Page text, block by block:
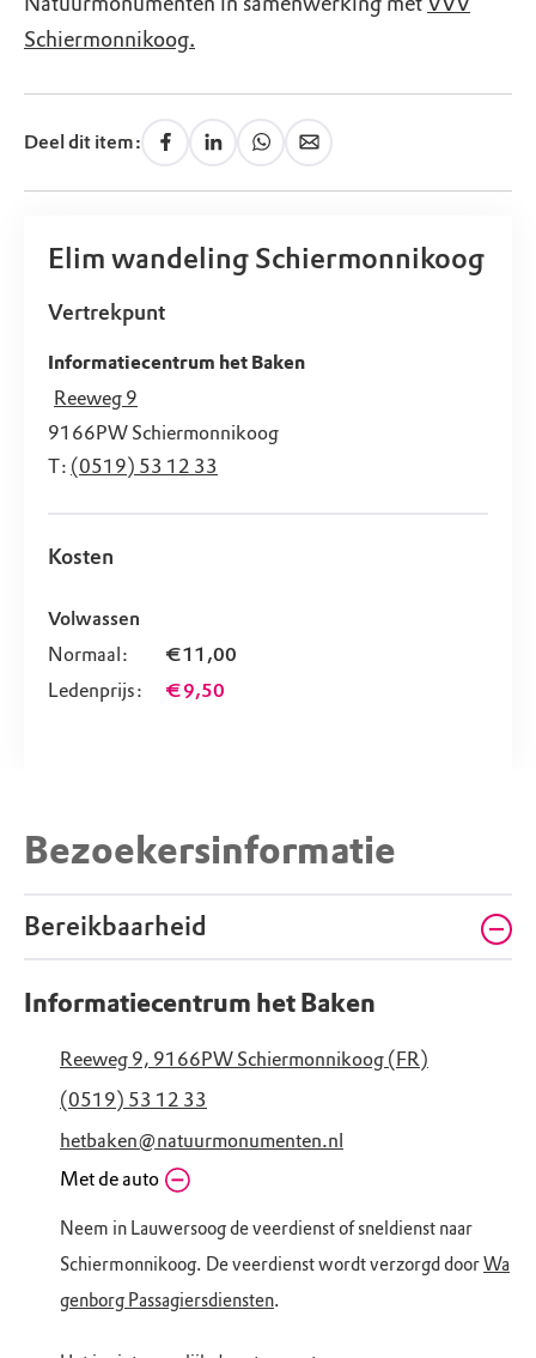
Schiermonnikoog.
Deel dit item:
Elim wandeling Schiermonnikoog
Vertrekpunt
Informatiecentrum het Baken
Reeweg 9
9166PW Schiermonnikoog
T: (0519) 53 12 33
Kosten
Volwassen
Normaal:
€ 11,00
Ledenprijs:
€ 9,50
Bezoekersinformatie
Bereikbaarheid
Informatiecentrum het Baken
Reeweg 9, 9166PW Schiermonnikoog (FR)
(0519) 53 12 33
hetbaken@natuurmonumenten.nl
Met de auto
Neem in Lauwersoog de veerdienst of sneldienst naar
Schiermonnikoog. De veerdienst wordt verzorgd doorWa
genborg Passagiersdiensten.